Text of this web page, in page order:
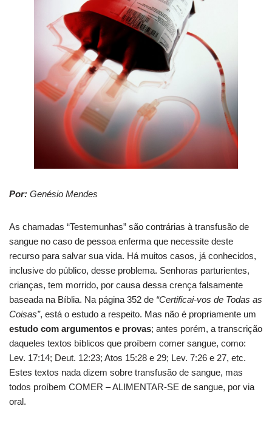
Por: Genésio Mendes
As chamadas “Testemunhas” são contrárias à transfusão de
sangue no caso de pessoa enferma que necessite deste
recurso para salvar sua vida. Há muitos casos, já conhecidos,
inclusive do público, desse problema. Senhoras parturientes,
crianças, tem morrido, por causa dessa crença falsamente
baseada na Bíblia. Na página 352 de “Certificai-vos de Todas as
Coisas”, está o estudo a respeito. Mas não é propriamente um
estudo com argumentos e provas; antes porém, a transcrição
daqueles textos bíblicos que proíbem comer sangue, como:
Lev. 17:14; Deut. 12:23; Atos 15:28 e 29; Lev. 7:26 e 27, etc.
Estes textos nada dizem sobre transfusão de sangue, mas
todos proíbem COMER – ALIMENTAR-SE de sangue, por via
oral.